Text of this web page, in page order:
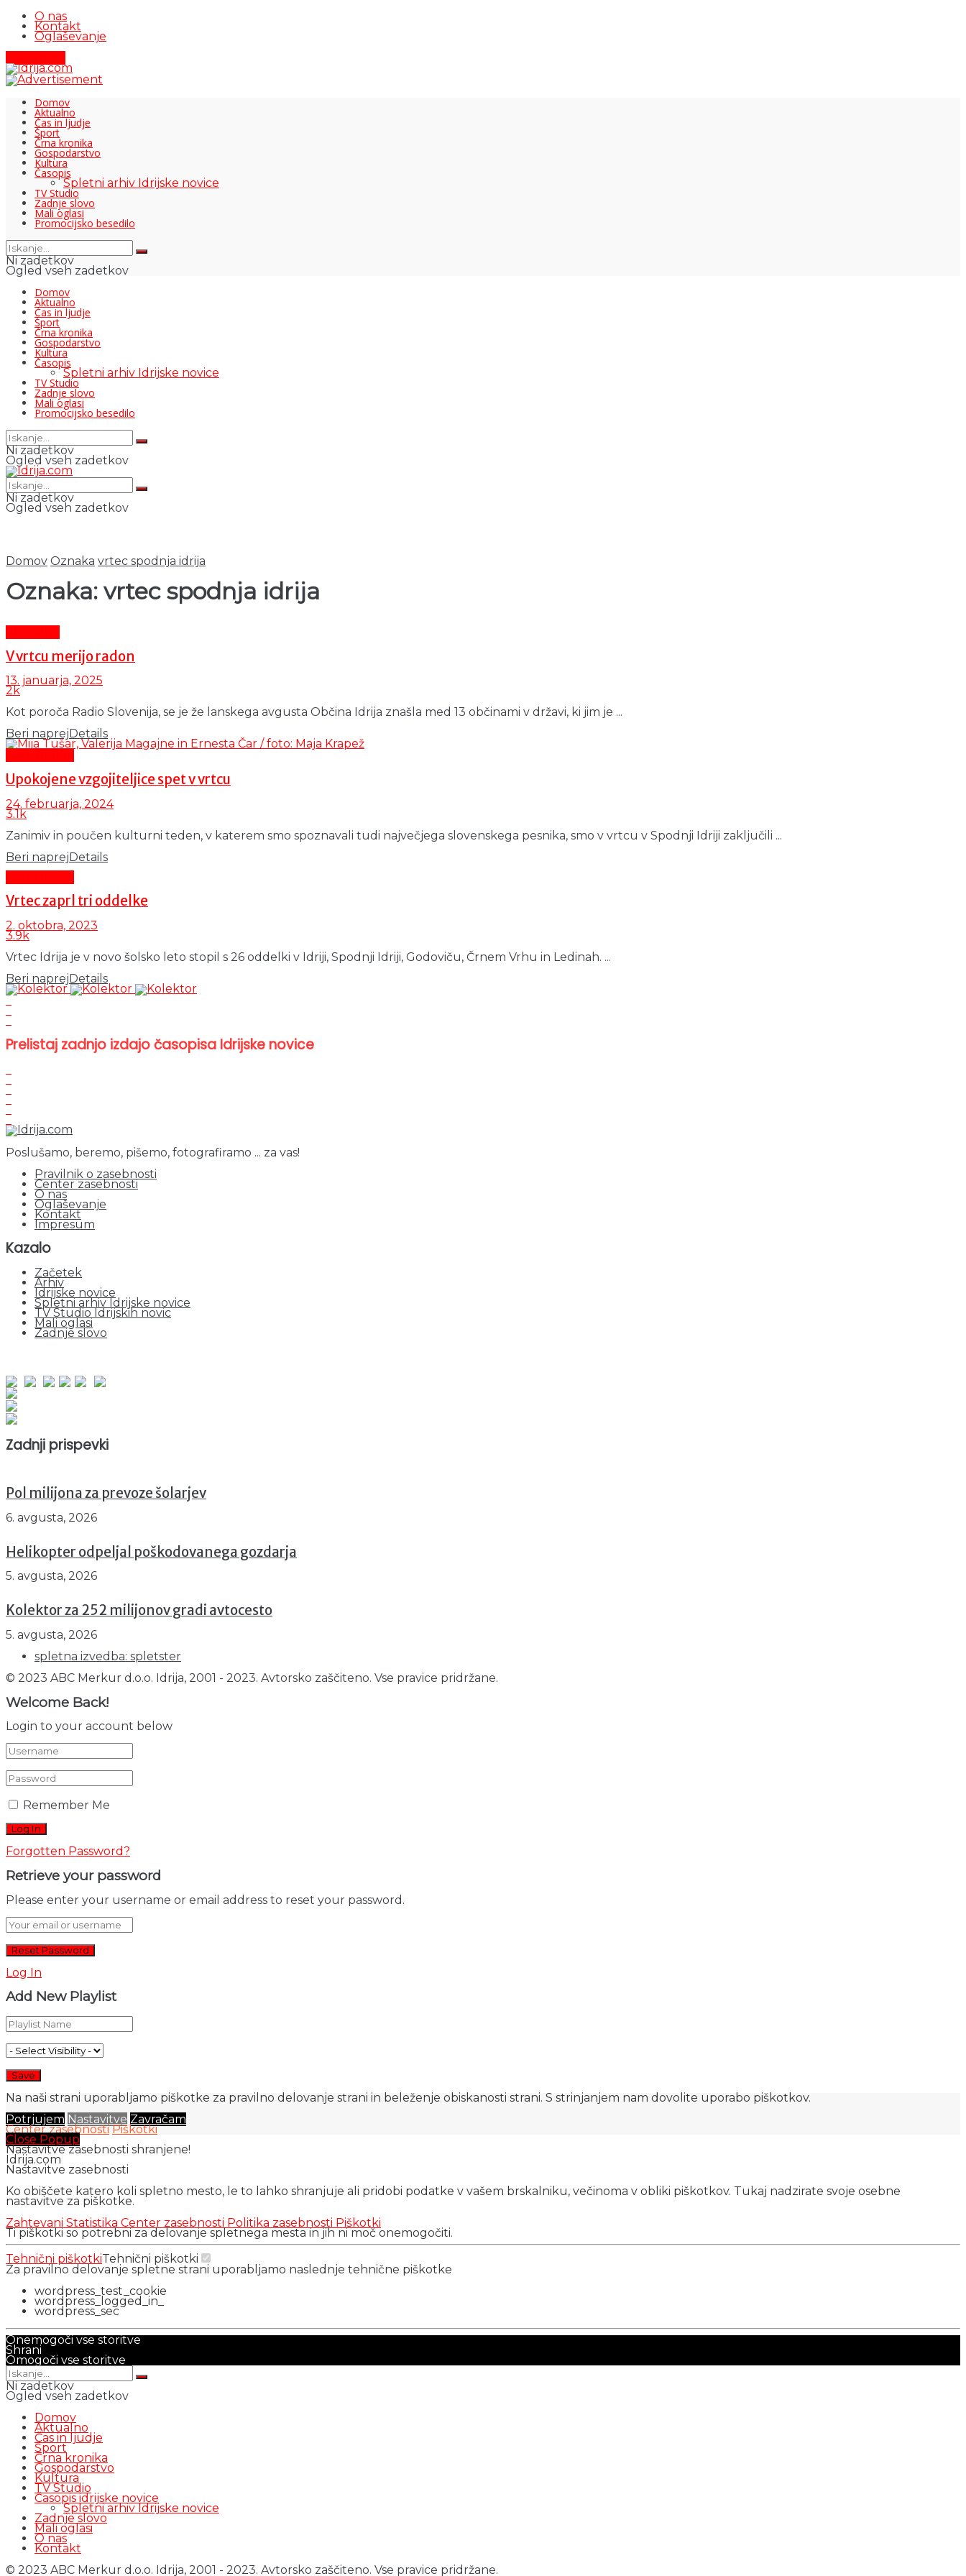
O nas
Kontakt
Oglaševanje
Domov
Aktualno
Čas in ljudje
Šport
Črna kronika
Gospodarstvo
Kultura
Časopis
Spletni arhiv Idrijske novice
TV Studio
Zadnje slovo
Mali oglasi
Promocijsko besedilo
Ni zadetkov
Ogled vseh zadetkov
Domov
Aktualno
Čas in ljudje
Šport
Črna kronika
Gospodarstvo
Kultura
Časopis
Spletni arhiv Idrijske novice
TV Studio
Zadnje slovo
Mali oglasi
Promocijsko besedilo
Ni zadetkov
Ogled vseh zadetkov
Ni zadetkov
Ogled vseh zadetkov
Domov Oznaka vrtec spodnja idrija
Oznaka: vrtec spodnja idrija
V vrtcu merijo radon
13. januarja, 2025
2k
Kot poroča Radio Slovenija, se je že lanskega avgusta Občina Idrija znašla med 13 občinami v državi, ki jim je ...
Beri naprej Details
Upokojene vzgojiteljice spet v vrtcu
24. februarja, 2024
3.1k
Zanimiv in poučen kulturni teden, v katerem smo spoznavali tudi največjega slovenskega pesnika, smo v vrtcu v Spodnji Idriji zaključili ...
Beri naprejDetails
Vrtec zaprl tri oddelke
2. oktobra, 2023
3.9k
Vrtec Idrija je v novo šolsko leto stopil s 26 oddelki v Idriji, Spodnji Idriji, Godoviču, Črnem Vrhu in Ledinah. ...
Beri naprej Details
Prelistaj zadnjo izdajo časopisa Idrijske novice
Poslušamo, beremo, pišemo, fotografiramo ... za vas!
Pravilnik o zasebnosti
Center zasebnosti
O nas
Oglaševanje
Kontakt
Impresum
Kazalo
Začetek
Arhiv
Idrijske novice
Spletni arhiv Idrijske novice
TV Studio Idrijskih novic
Mali oglasi
Zadnje slovo
Zadnji prispevki
Pol milijona za prevoze šolarjev
6. avgusta, 2026
Helikopter odpeljal poškodovanega gozdarja
5. avgusta, 2026
Kolektor za 252 milijonov gradi avtocesto
5. avgusta, 2026
spletna izvedba: spletster
© 2023 ABC Merkur d.o.o. Idrija, 2001 - 2023. Avtorsko zaščiteno. Vse pravice pridržane.
Welcome Back!
Login to your account below
Remember Me
Forgotten Password?
Retrieve your password
Please enter your username or email address to reset your password.
Log In
Add New Playlist
Na naši strani uporabljamo piškotke za pravilno delovanje strani in beleženje obiskanosti strani. S strinjanjem nam dovolite uporabo piškotkov.
Potrjujem Nastavitve Zavračam
Center zasebnosti Piškotki
Close Popup
Nastavitve zasebnosti shranjene!
Idrija.com
Nastavitve zasebnosti
Ko obiščete katero koli spletno mesto, le to lahko shranjuje ali pridobi podatke v vašem brskalniku, večinoma v obliki piškotkov. Tukaj nadzirate svoje osebne
nastavitve za piškotke.
Zahtevani Statistika Center zasebnosti Politika zasebnosti Piškotki
Ti piškotki so potrebni za delovanje spletnega mesta in jih ni moč onemogočiti.
Tehnični piškotkiTehnični piškotki
Za pravilno delovanje spletne strani uporabljamo naslednje tehnične piškotke
wordpress_test_cookie
wordpress_logged_in_
wordpress_sec
Onemogoči vse storitve
Shrani
Omogoči vse storitve
Ni zadetkov
Ogled vseh zadetkov
Domov
Aktualno
Čas in ljudje
Šport
Črna kronika
Gospodarstvo
Kultura
TV Studio
Časopis idrijske novice
Spletni arhiv Idrijske novice
Zadnje slovo
Mali oglasi
O nas
Kontakt
© 2023 ABC Merkur d.o.o. Idrija, 2001 - 2023. Avtorsko zaščiteno. Vse pravice pridržane.